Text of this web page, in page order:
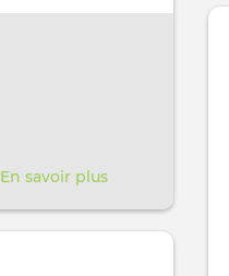
lire
En savoir plus
Dansons
les